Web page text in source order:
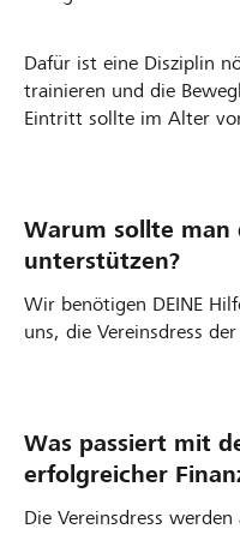
Dafür ist eine Disziplin
trainieren und die
Eintritt sollte im Alter
Warum sollte man
unterstützen?
Wir benötigen DEINE
uns, die Vereinsdress
Was passiert mit
erfolgreicher
Die Vereinsdress werden